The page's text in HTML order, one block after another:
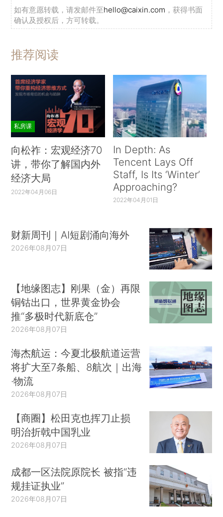
如有意愿转载，请发邮件至hello@caixin.com ，获得书面
确认及授权后，方可转载。
推荐阅读
私房课
向松祚：宏观经济70
讲，带你了解国内外
经济大局
2022年04月06日
In Depth: As
Tencent Lays Off
Staff, Is Its ‘Winter’
Approaching?
2022年04月01日
财新周刊｜AI短剧涌向海外
2026年08月07日
【地缘图志】刚果（金）再限
铜钴出口，世界黄金协会
推“多极时代新底仓”
2026年08月07日
海杰航运：今夏北极航道运营
将扩大至7条船、8航次｜出海
·物流
2026年08月07日
【商圈】松田克也挥刀止损
明治折戟中国乳业
2026年08月07日
成都一区法院原院长 被指“违
规挂证执业”
2026年08月07日